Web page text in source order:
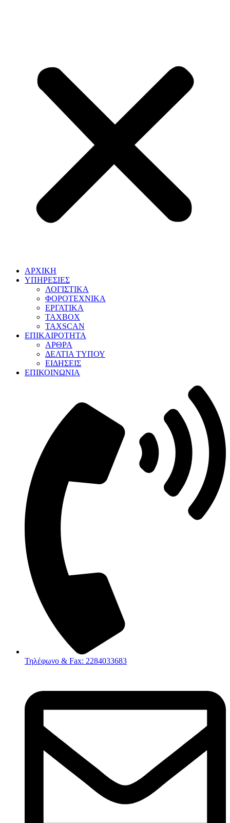
ΑΡΧΙΚΗ
ΥΠΗΡΕΣΙΕΣ
ΛΟΓΙΣΤΙΚΑ
ΦΟΡΟΤΕΧΝΙΚΑ
ΕΡΓΑΤΙΚΑ
TAXBOX
TAXSCAN
ΕΠΙΚΑΙΡΟΤΗΤΑ
ΑΡΘΡΑ
ΔΕΛΤΙΑ ΤΥΠΟΥ
ΕΙΔΗΣΕΙΣ
ΕΠΙΚΟΙΝΩΝΙΑ
Τηλέφωνο & Fax: 2284033683